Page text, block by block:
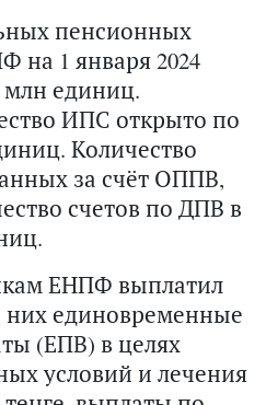
пенсионных
на 1 января 2024
млн единиц.
ИПС открыто по
Количество
за счёт ОППВ,
счетов по ДПВ в
ЕНПФ выплатил
них единовременные
(ЕПВ) в целях
условий и лечения